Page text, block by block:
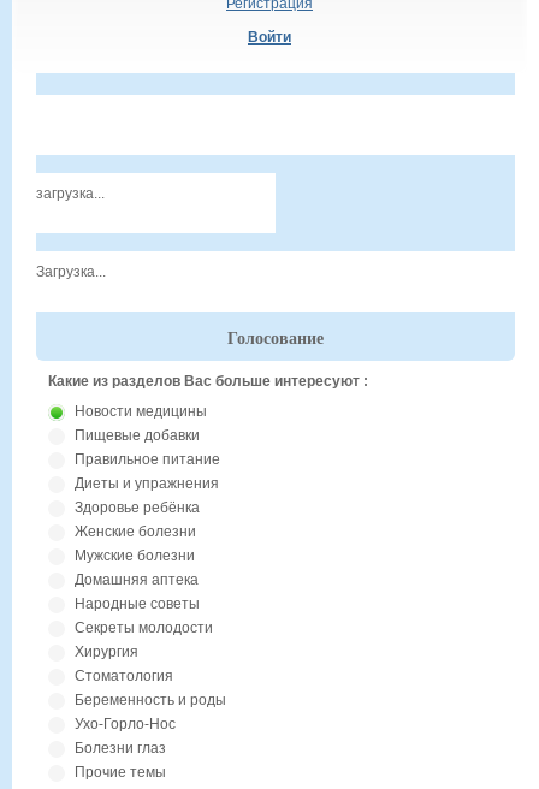
Регистрация
Войти
загрузка...
Загрузка...
Голосование
Какие из разделов Вас больше интересуют :
Новости медицины
Пищевые добавки
Правильное питание
Диеты и упражнения
Здоровье ребёнка
Женские болезни
Мужские болезни
Домашняя аптека
Народные советы
Секреты молодости
Хирургия
Стоматология
Беременность и роды
Ухо-Горло-Нос
Болезни глаз
Прочие темы